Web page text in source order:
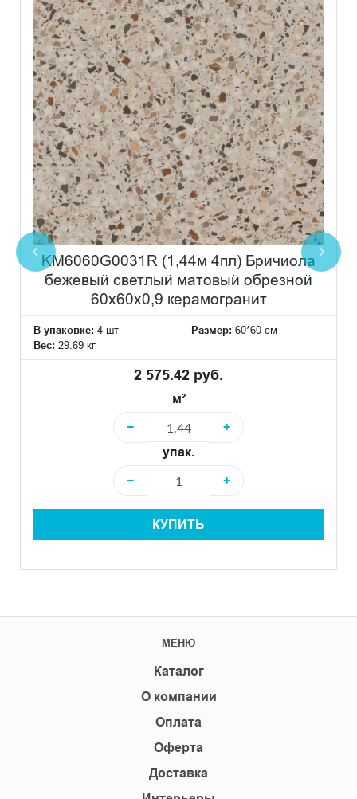
KM6060G0031R (1,44м 4пл) Бричиола
бежевый светлый матовый обрезной
60x60x0,9 керамогранит
В упаковке: 4 шт Размер: 60*60 см
Вес: 29.69 кг
2 575.42 руб.
м²
−
+
упак.
−
+
КУПИТЬ
МЕНЮ
Каталог
О компании
Оплата
Оферта
Доставка